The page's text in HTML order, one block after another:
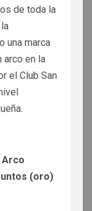
de toda la
una marca
en la
el Club San
Arco
(oro)